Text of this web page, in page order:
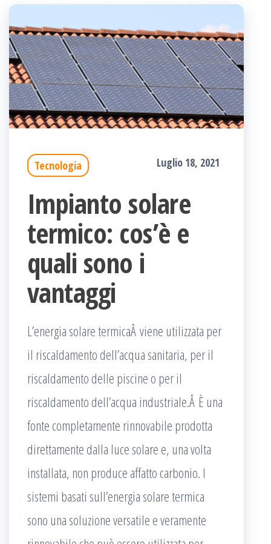
Tecnologia Luglio 18, 2021
Impianto solare
termico: cos’è e
quali sono i
vantaggi
L’energia solare termicaÂ viene utilizzata per
il riscaldamento dell’acqua sanitaria, per il
riscaldamento delle piscine o per il
riscaldamento dell’acqua industriale.Â È una
fonte completamente rinnovabile prodotta
direttamente dalla luce solare e, una volta
installata, non produce affatto carbonio. I
sistemi basati sull’energia solare termica
sono una soluzione versatile e veramente